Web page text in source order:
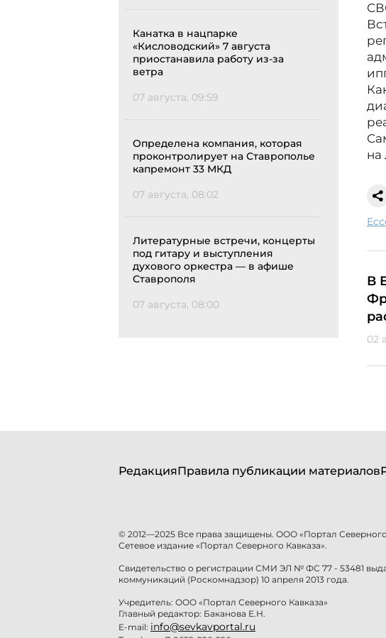
Канатка в нацпарке
«Кисловодский» 7 августа
приостанавила работу из-за
ветра
07 августа, 09:59
Определена компания, которая
проконтролирует на Ставрополье
капремонт 33 МКД
07 августа, 08:02
Литературные встречи, концерты
под гитару и выступления
духового оркестра — в афише
Ставрополя
07 августа, 08:00
на
В
02
РедакцияПравила публикации материалов
© 2012—2025 Все права защищены. ООО «Портал Северного
Сетевое издание «Портал Северного Кавказа».
Свидетельство о регистрации СМИ ЭЛ № ФС 77 - 53481
коммуникаций (Роскомнадзор) 10 апреля 2013 года.
Учредитель: ООО «Портал Северного Кавказа»
Главный редактор: Баканова Е.Н.
E-mail: info@sevkavportal.ru